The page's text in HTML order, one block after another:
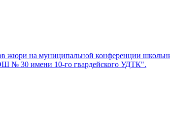
жюри на муниципальной конференции
№ 30 имени 10-го гвардейского УДТК".